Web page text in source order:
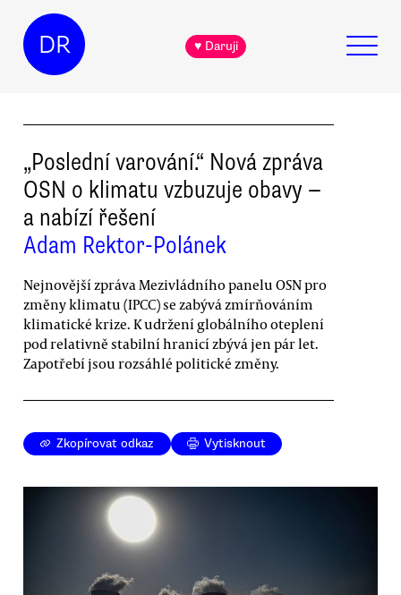
DR ♥ Daruji
„Poslední varování.“ Nová zpráva
OSN o klimatu vzbuzuje obavy —
a nabízí řešení
Adam Rektor-Polánek
Nejnovější zpráva Mezivládního panelu OSN pro
změny klimatu (IPCC) se zabývá zmírňováním
klimatické krize. K udržení globálního oteplení
pod relativně stabilní hranicí zbývá jen pár let.
Zapotřebí jsou rozsáhlé politické změny.
Zkopírovat odkaz Vytisknout